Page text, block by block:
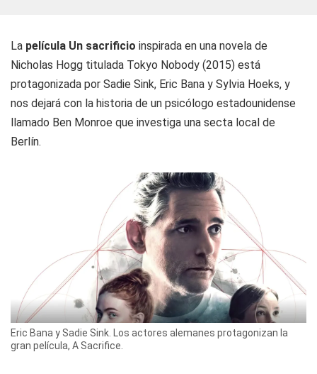
La película Un sacrificio inspirada en una novela de
Nicholas Hogg titulada Tokyo Nobody (2015) está
protagonizada por Sadie Sink, Eric Bana y Sylvia Hoeks, y
nos dejará con la historia de un psicólogo estadounidense
llamado Ben Monroe que investiga una secta local de
Berlín.
Eric Bana y Sadie Sink. Los actores alemanes protagonizan la
gran película, A Sacrifice.